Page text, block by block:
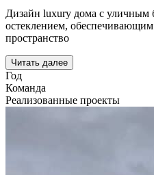
Дизайн luxury дома с уличным
остеклением,
пространство
Читать далее
Год
Команда
Реализованные проекты